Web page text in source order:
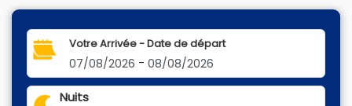
Votre Arrivée - Date de départ
07/08/2026 - 08/08/2026
Nuits